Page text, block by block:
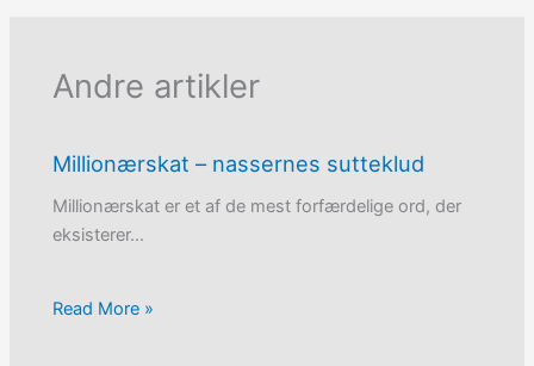
Andre artikler
Millionærskat – nassernes sutteklud
Millionærskat er et af de mest forfærdelige ord, der
eksisterer…
Read More »